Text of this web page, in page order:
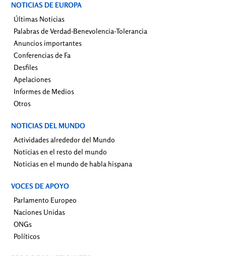
NOTICIAS DE EUROPA
Últimas Noticias
Palabras de Verdad-Benevolencia-Tolerancia
Anuncios importantes
Conferencias de Fa
Desfiles
Apelaciones
Informes de Medios
Otros
NOTICIAS DEL MUNDO
Actividades alrededor del Mundo
Noticias en el resto del mundo
Noticias en el mundo de habla hispana
VOCES DE APOYO
Parlamento Europeo
Naciones Unidas
ONGs
Políticos